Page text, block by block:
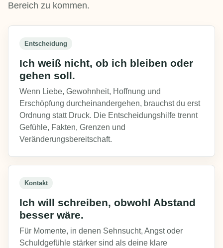
Bereich zu kommen.
Entscheidung
Ich weiß nicht, ob ich bleiben oder
gehen soll.
Wenn Liebe, Gewohnheit, Hoffnung und
Erschöpfung durcheinandergehen, brauchst du erst
Ordnung statt Druck. Die Entscheidungshilfe trennt
Gefühle, Fakten, Grenzen und
Veränderungsbereitschaft.
Kontakt
Ich will schreiben, obwohl Abstand
besser wäre.
Für Momente, in denen Sehnsucht, Angst oder
Schuldgefühle stärker sind als deine klare